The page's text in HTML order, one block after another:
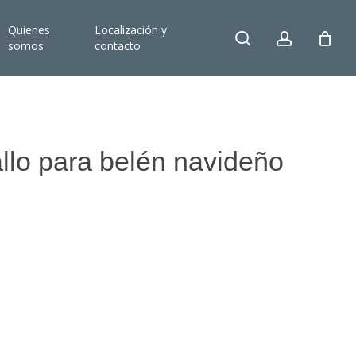
Quienes
somos
Localización y
contacto
search account
para belén navideño